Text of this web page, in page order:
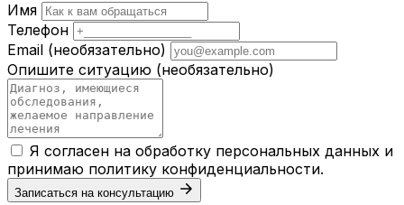
Имя
Телефон
Email (необязательно)
Опишите ситуацию (необязательно)
Я согласен на обработку персональных данных и
принимаю политику конфиденциальности.
Записаться на консультацию